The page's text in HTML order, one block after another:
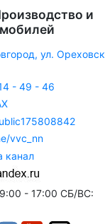
и
ул.
- 49 - 46
vvc_nn
канал
- 17:00 СБ/ВС: